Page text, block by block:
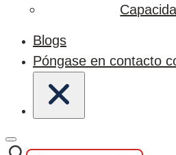
Blogs
Póngase en contacto